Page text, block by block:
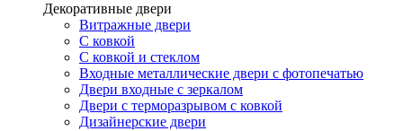
Декоративные двери
Витражные двери
С ковкой
С ковкой и стеклом
Входные металлические двери с фотопечатью
Двери входные с зеркалом
Двери с терморазрывом с ковкой
Дизайнерские двери